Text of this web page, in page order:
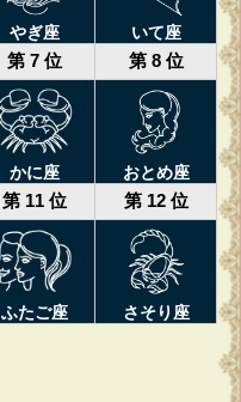
やぎ座 いて座
第 7 位 第 8 位
かに座 おとめ座
第 11 位 第 12 位
ふたご座 さそり座